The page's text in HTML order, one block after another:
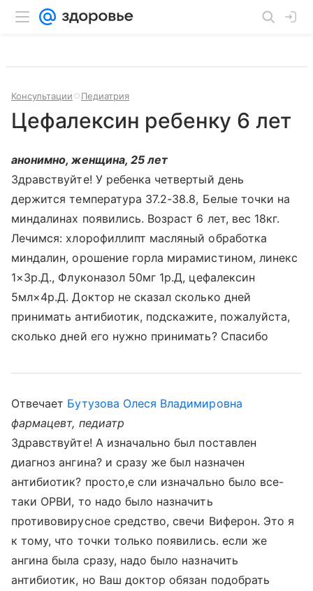
Консультации Педиатрия
Цефалексин ребенку 6 лет
анонимно, женщина, 25 лет
Здравствуйте! У ребенка четвертый день
держится температура 37.2-38.8, Белые точки на
миндалинах появились. Возраст 6 лет, вес 18кг.
Лечимся: хлорофиллипт масляный обработка
миндалин, орошение горла мирамистином, линекс
1×3р.Д., Флуконазол 50мг 1р.Д, цефалексин
5мл×4р.Д. Доктор не сказал сколько дней
принимать антибиотик, подскажите, пожалуйста,
сколько дней его нужно принимать? Спасибо
Отвечает Бутузова Олеся Владимировна
фармацевт, педиатр
Здравствуйте! А изначально был поставлен
диагноз ангина? и сразу же был назначен
антибиотик? просто,е сли изначально было все-
таки ОРВИ, то надо было назначить
противовирусное средство, свечи Виферон. Это я
к тому, что точки только появились. если же
ангина была сразу, надо было назначить
антибиотик, но Ваш доктор обязан подобрать